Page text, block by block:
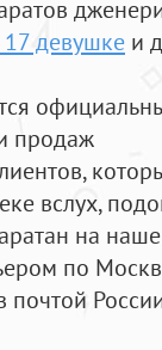
девушке и
продаж
вслух,
на
по